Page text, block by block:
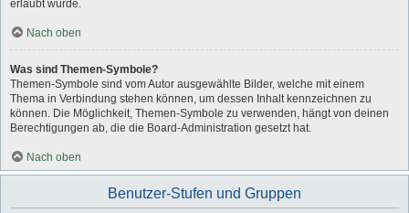
erlaubt wurde.
Nach oben
Was sind Themen-Symbole?
Themen-Symbole sind vom Autor ausgewählte Bilder, welche mit einem
Thema in Verbindung stehen können, um dessen Inhalt kennzeichnen zu
können. Die Möglichkeit, Themen-Symbole zu verwenden, hängt von deinen
Berechtigungen ab, die die Board-Administration gesetzt hat.
Nach oben
Benutzer-Stufen und Gruppen